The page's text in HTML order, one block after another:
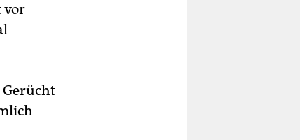
vor
Gerücht